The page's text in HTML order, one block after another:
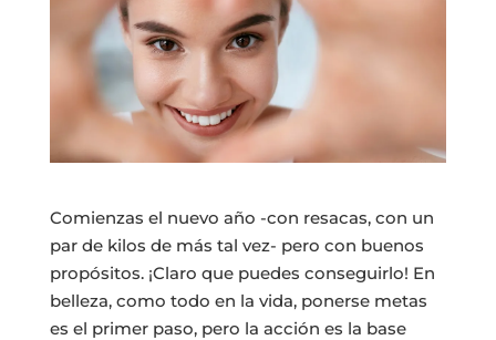
Comienzas el nuevo año -con resacas, con un
par de kilos de más tal vez- pero con buenos
propósitos. ¡Claro que puedes conseguirlo! En
belleza, como todo en la vida, ponerse metas
es el primer paso, pero la acción es la base